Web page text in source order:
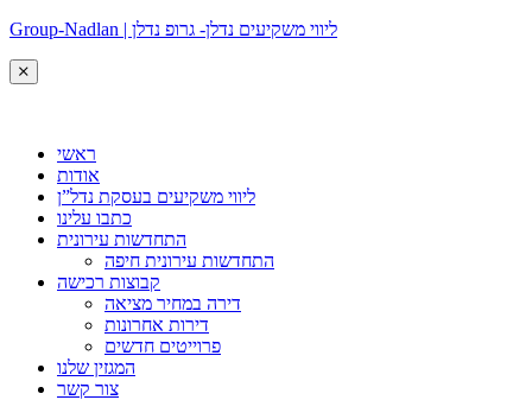
Group-Nadlan | ליווי משקיעים נדלן- גרופ נדלן
ראשי
אודות
ליווי משקיעים בעסקת נדל”ן
כתבו עלינו
התחדשות עירונית
התחדשות עירונית חיפה
קבוצות רכישה
דירה במחיר מציאה
דירות אחרונות
פרוייטים חדשים
המגזין שלנו
צור קשר